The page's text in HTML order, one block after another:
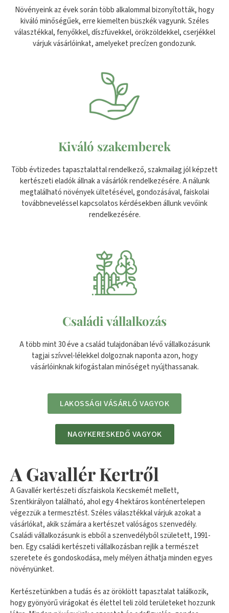
Növényeink az évek során több alkalommal bizonyították, hogy
kiváló minőségűek, erre kiemelten büszkék vagyunk. Széles
választékkal, fenyőkkel, díszfüvekkel, örökzöldekkel, cserjékkel
várjuk vásárlóinkat, amelyeket precízen gondozunk.
Kiváló szakemberek
Több évtizedes tapasztalattal rendelkező, szakmailag jól képzett
kertészeti eladók állnak a vásárlók rendelkezésére. A nálunk
megtalálható növények ültetésével, gondozásával, faiskolai
továbbneveléssel kapcsolatos kérdésekben állunk vevőink
rendelkezésére.
Családi vállalkozás
A több mint 30 éve a család tulajdonában lévő vállalkozásunk
tagjai szívvel-lélekkel dolgoznak naponta azon, hogy
vásárlóinknak kifogástalan minőséget nyújthassanak.
LAKOSSÁGI VÁSÁRLÓ VAGYOK
NAGYKERESKEDŐ VAGYOK
A Gavallér Kertről
A Gavallér kertészeti díszfaiskola Kecskemét mellett,
Szentkirályon található, ahol egy 4 hektáros konténertelepen
végezzük a termesztést. Széles választékkal várjuk azokat a
vásárlókat, akik számára a kertészet valóságos szenvedély.
Családi vállalkozásunk is ebből a szenvedélyből született, 1991-
ben. Egy családi kertészeti vállalkozásban rejlik a természet
szeretete és gondoskodása, mely mélyen áthatja minden egyes
növényünket.
Kertészetünkben a tudás és az öröklött tapasztalat találkozik,
hogy gyönyörű virágokat és élettel teli zöld területeket hozzunk